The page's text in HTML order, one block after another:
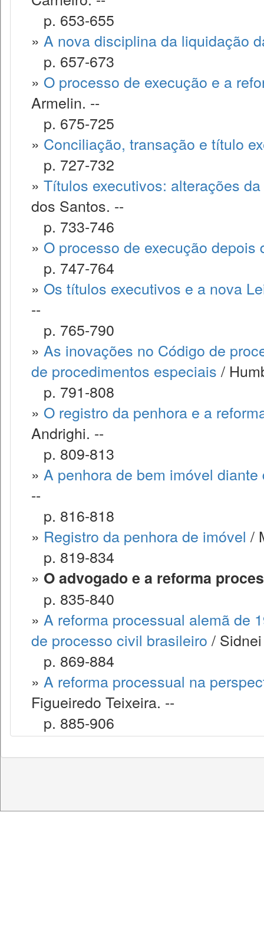
p. 653-655
» A nova disciplina da liquidação
p. 657-673
» O processo de execução e a
Armelin. --
p. 675-725
» Conciliação, transação e título
p. 727-732
» Títulos executivos: alterações
dos Santos. --
p. 733-746
» O processo de execução depois
p. 747-764
» Os títulos executivos e a nova
--
p. 765-790
» As inovações no Código de
de procedimentos especiais /
p. 791-808
» O registro da penhora e a
Andrighi. --
p. 809-813
» A penhora de bem imóvel
--
p. 816-818
» Registro da penhora de imóvel /
p. 819-834
» O advogado e a reforma
p. 835-840
» A reforma processual alemã de
de processo civil brasileiro /
p. 869-884
» A reforma processual na
Figueiredo Teixeira. --
p. 885-906